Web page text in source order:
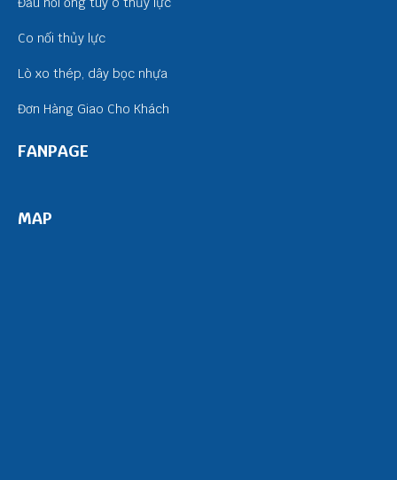
Co nối thủy lực
Lò xo thép, dây bọc nhựa
Đơn Hàng Giao Cho Khách
FANPAGE
MAP